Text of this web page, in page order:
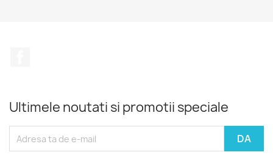
Ultimele noutati si promotii speciale